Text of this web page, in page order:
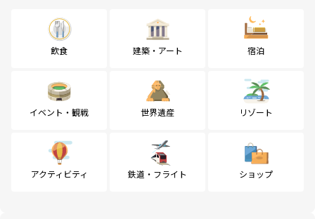
飲食 建築・アート 宿泊
イベント・観戦 世界遺産 リゾート
アクティビティ 鉄道・フライト ショップ